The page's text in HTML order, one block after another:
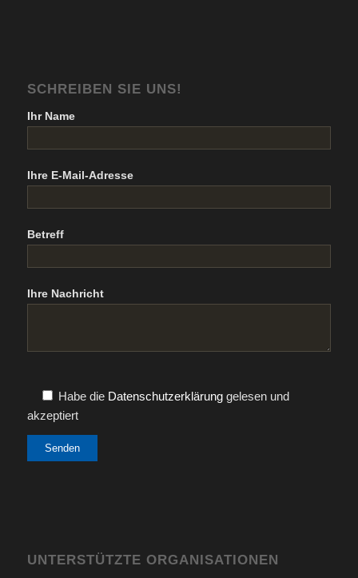
SCHREIBEN SIE UNS!
Ihr Name
Ihre E-Mail-Adresse
Betreff
Ihre Nachricht
Habe die Datenschutzerklärunggelesen und
akzeptiert
UNTERSTÜTZTE ORGANISATIONEN